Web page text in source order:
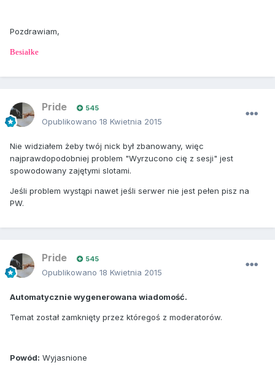
Pozdrawiam,
Besiałke
Pride 545
Opublikowano 18 Kwietnia 2015
Nie widziałem żeby twój nick był zbanowany, więc
najprawdopodobniej problem "Wyrzucono cię z sesji" jest
spowodowany zajętymi slotami.
Jeśli problem wystąpi nawet jeśli serwer nie jest pełen pisz na
PW.
Pride 545
Opublikowano 18 Kwietnia 2015
Automatycznie wygenerowana wiadomość.
Temat został zamknięty przez któregoś z moderatorów.
Powód: Wyjasnione